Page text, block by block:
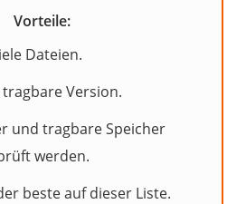
Vorteile:
Dateien.
Version.
und tragbare Speicher
werden.
beste auf dieser Liste.